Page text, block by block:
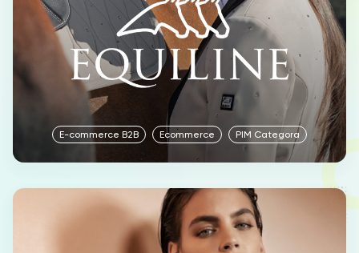
E-commerce B2B Ecommerce PIM Categora